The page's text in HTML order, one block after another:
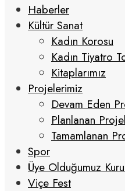
Haberler
Kültür Sanat
Kadın Korosu
Kadın Tiyatro
Kitaplarımız
Projelerimiz
Devam Eden
Planlanan
Tamamlanan
Spor
Üye Olduğumuz
Viçe Fest